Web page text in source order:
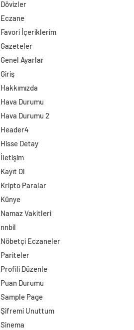
Dövizler
Eczane
Favori İçeriklerim
Gazeteler
Genel Ayarlar
Giriş
Hakkımızda
Hava Durumu
Hava Durumu 2
Header4
Hisse Detay
İletişim
Kayıt Ol
Kripto Paralar
Künye
Namaz Vakitleri
nnbil
Nöbetçi Eczaneler
Pariteler
Profili Düzenle
Puan Durumu
Sample Page
Şifremi Unuttum
Sinema